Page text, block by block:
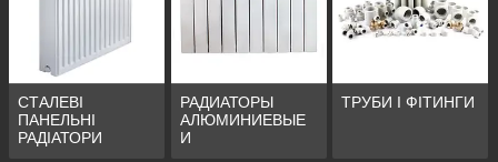
СТАЛЕВІ
ПАНЕЛЬНІ
РАДІАТОРИ
РАДИАТОРЫ
АЛЮМИНИЕВЫЕ
И
ТРУБИ І ФІТИНГИ